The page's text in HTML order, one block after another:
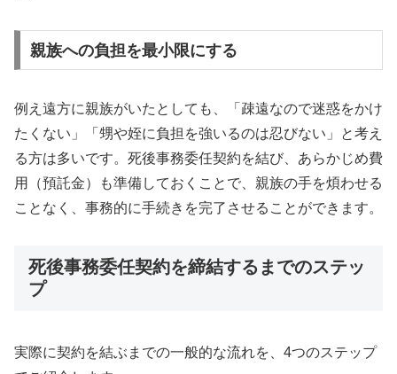
親族への負担を最小限にする
例え遠方に親族がいたとしても、「疎遠なので迷惑をかけ
たくない」「甥や姪に負担を強いるのは忍びない」と考え
る方は多いです。死後事務委任契約を結び、あらかじめ費
用（預託金）も準備しておくことで、親族の手を煩わせる
ことなく、事務的に手続きを完了させることができます。
死後事務委任契約を締結するまでのステッ
プ
実際に契約を結ぶまでの一般的な流れを、4つのステップ